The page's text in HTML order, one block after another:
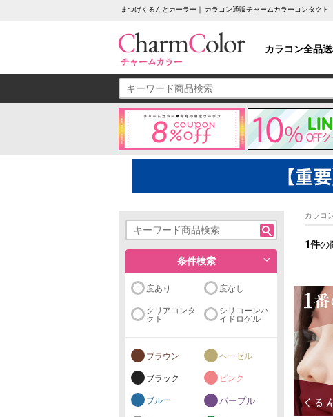
まつげくるんとカーラー｜ カラコン通販チャームカラーコンタクト
カラコン全品
条件検索
度あり 度なし
クリアコンタ
クト
シリコーンハ
イドロゲル
ブラウン ヘーゼル
ブラック ピンク
ブルー パープル
カラコ
1件の